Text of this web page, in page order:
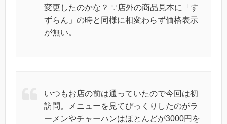
変更したのかな？ ∵店外の商品見本に「す
ずらん」の時と同様に相変わらず価格表示
が無い。
いつもお店の前は通っていたので今回は初
訪問。メニューを見てびっくりしたのがラ
ーメンやチャーハンはほとんどが3000円を